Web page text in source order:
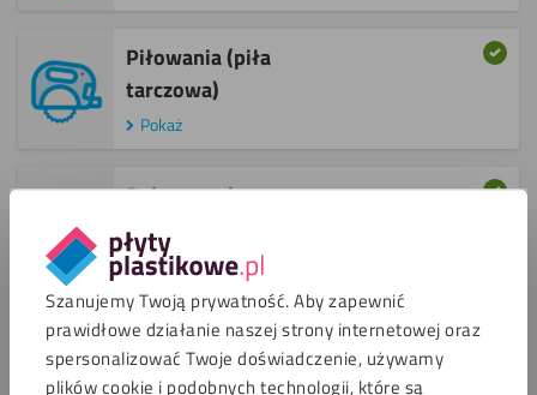
Szanujemy Twoją prywatność. Aby zapewnić
prawidłowe działanie naszej strony internetowej oraz
spersonalizować Twoje doświadczenie, używamy
plików cookie i podobnych technologii, które są
Piłowania (piła
tarczowa) ​
Pokaż
Polerowania
Pokaż
Wiercenia
Pokaż